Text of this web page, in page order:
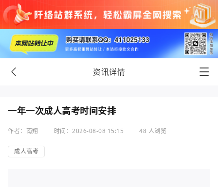
资讯详情
一年一次成人高考时间安排
作者：南翔 时间：2026-08-08 15:15 48 人浏览
成人高考